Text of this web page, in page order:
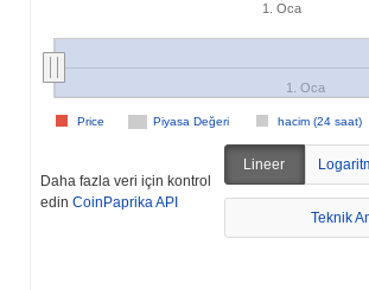
1. Oca
Piyasa Değeri hacim (24 saat)
Price
1. Oca
Daha fazla veri için kontrol
edin CoinPaprika API
Lineer
Teknik